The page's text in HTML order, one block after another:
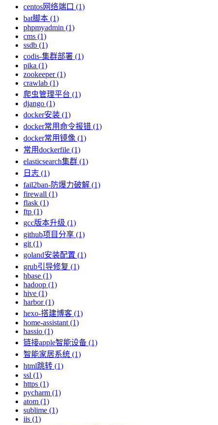
centos网络端口 (1)
bat脚本 (1)
phpmyadmin (1)
cms (1)
ssdb (1)
codis-集群部署 (1)
pika (1)
zookeeper (1)
crawlab (1)
爬虫管理平台 (1)
django (1)
docker安装 (1)
docker常用命令报错 (1)
docker常用镜像 (1)
常用dockerfile (1)
elasticsearch集群 (1)
日志 (1)
fail2ban-防爆力破解 (1)
firewall (1)
flask (1)
ftp (1)
gcc版本升级 (1)
github项目分享 (1)
git (1)
goland安装配置 (1)
grub引导修复 (1)
hbase (1)
hadoop (1)
hive (1)
harbor (1)
hexo-搭建博客 (1)
home-assistant (1)
hassio (1)
链接apple智能设备 (1)
智能家居系统 (1)
html跳转 (1)
ssl (1)
https (1)
pycharm (1)
atom (1)
sublime (1)
iis (1)